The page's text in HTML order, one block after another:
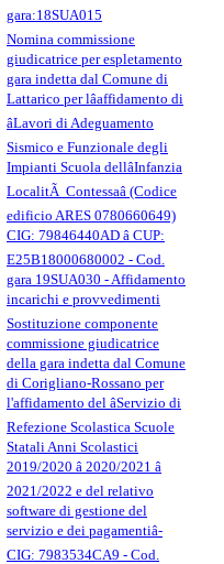
gara:18SUA015
Nomina commissione
giudicatrice per espletamento
gara indetta dal Comune di
Lattarico per lâaffidamento di
âLavori di Adeguamento
Sismico e Funzionale degli
Impianti Scuola dellâInfanzia
LocalitÃ Contessaâ (Codice
edificio ARES 0780660649)
CIG: 79846440AD â CUP:
E25B18000680002 - Cod.
gara 19SUA030 - Affidamento
incarichi e provvedimenti
Sostituzione componente
commissione giudicatrice
della gara indetta dal Comune
di Corigliano-Rossano per
l'affidamento del âServizio di
Refezione Scolastica Scuole
Statali Anni Scolastici
2019/2020 â 2020/2021 â
2021/2022 e del relativo
software di gestione del
servizio e dei pagamentiâ-
CIG: 7983534CA9 - Cod.